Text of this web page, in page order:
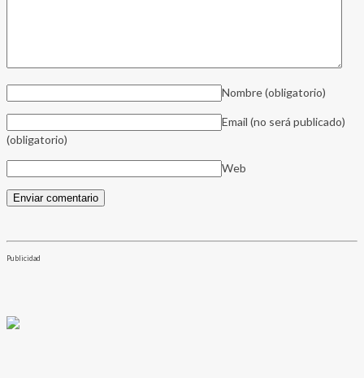
Nombre(obligatorio)
Email (no será publicado)
(obligatorio)
Web
Publicidad